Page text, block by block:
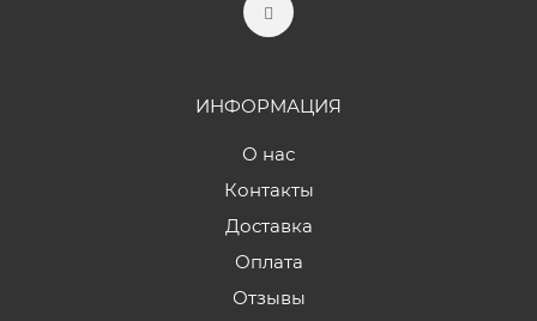
ИНФОРМАЦИЯ
О нас
Контакты
Доставка
Оплата
Отзывы